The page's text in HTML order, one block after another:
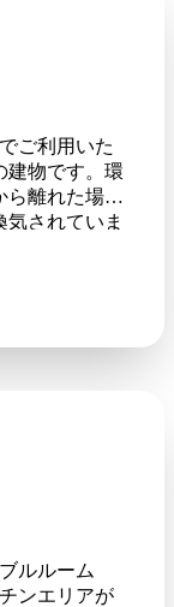
ご利用いた
建物です。環
ら離れた場所
されていま
デンに囲ま
います。
ルルーム
ンエリアが